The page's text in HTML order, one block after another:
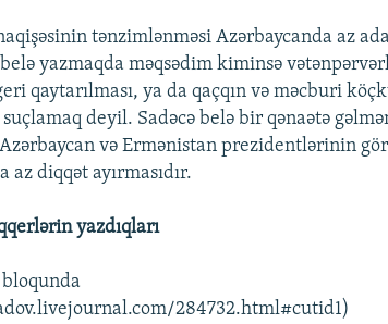
tənzimlənməsi Azərbaycanda az
yazmaqda məqsədim kiminsə
qaytarılması, ya da qaçqın və məcburi
deyil. Sadəcə belə bir qənaətə
və Ermənistan prezidentlərinin
diqqət ayırmasıdır.
yazdıqları
284732.html#cutid1)